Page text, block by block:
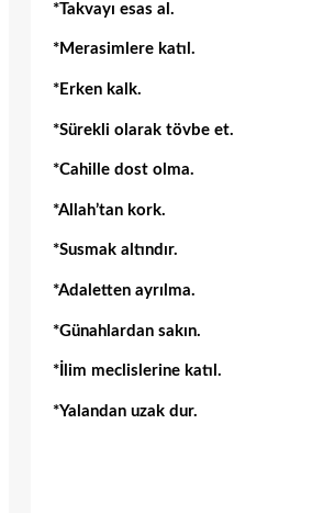
*Takvayı esas al.
*Merasimlere katıl.
*Erken kalk.
*Sürekli olarak tövbe et.
*Cahille dost olma.
*Allah’tan kork.
*Susmak altındır.
*Adaletten ayrılma.
*Günahlardan sakın.
*İlim meclislerine katıl.
*Yalandan uzak dur.